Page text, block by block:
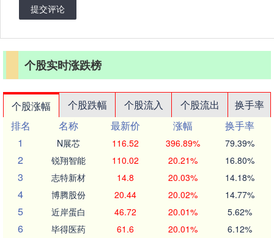
提交评论
个股实时涨跌榜
个股涨幅 个股跌幅 个股流入 个股流出
换手率
排名
名称 最新价 涨幅
换手率
1
N展芯 116.52 396.89% 79.39%
2 锐翔智能 110.02 20.21% 16.80%
3 志特新材 14.8 20.03% 14.18%
4 博腾股份 20.44 20.02% 14.77%
5 近岸蛋白 46.72 20.01% 5.62%
6 毕得医药 61.6 20.01% 6.12%